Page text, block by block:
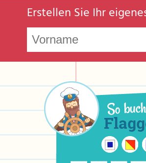
Erstellen Sie Ihr